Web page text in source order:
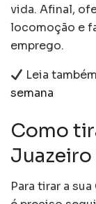
vida. Afinal,
locomoção e
emprego.
Leia
semana
Como
Para tirar a